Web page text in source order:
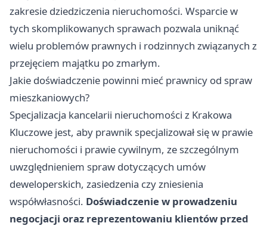
zakresie dziedziczenia nieruchomości. Wsparcie w
tych skomplikowanych sprawach pozwala uniknąć
wielu problemów prawnych i rodzinnych związanych z
przejęciem majątku po zmarłym.
Jakie doświadczenie powinni mieć prawnicy od spraw
mieszkaniowych?
Specjalizacja kancelarii nieruchomości z Krakowa
Kluczowe jest, aby prawnik specjalizował się w prawie
nieruchomości i prawie cywilnym, ze szczególnym
uwzględnieniem spraw dotyczących umów
deweloperskich, zasiedzenia czy zniesienia
współwłasności. Doświadczenie w prowadzeniu
negocjacji oraz reprezentowaniu klientów przed